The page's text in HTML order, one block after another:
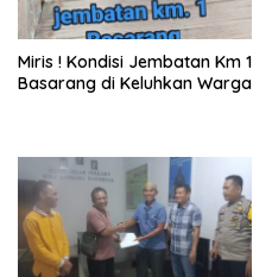
Miris ! Kondisi Jembatan Km 1
Basarang di Keluhkan Warga